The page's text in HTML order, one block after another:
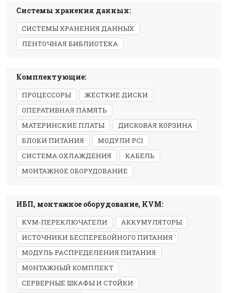
Системы хранения данных:
СИСТЕМЫ ХРАНЕНИЯ ДАННЫХ
ЛЕНТОЧНАЯ БИБЛИОТЕКА
Комплектующие:
ПРОЦЕССОРЫ
ЖЕСТКИЕ ДИСКИ
ОПЕРАТИВНАЯ ПАМЯТЬ
МАТЕРИНСКИЕ ПЛАТЫ
ДИСКОВАЯ КОРЗИНА
БЛОКИ ПИТАНИЯ
МОДУЛИ PCI
СИСТЕМА ОХЛАЖДЕНИЯ
КАБЕЛЬ
МОНТАЖНОЕ ОБОРУДОВАНИЕ
ИБП, монтажное оборудование, KVM:
KVM-ПЕРЕКЛЮЧАТЕЛИ
АККУМУЛЯТОРЫ
ИСТОЧНИКИ БЕСПЕРЕБОЙНОГО ПИТАНИЯ
МОДУЛЬ РАСПРЕДЕЛЕНИЯ ПИТАНИЯ
МОНТАЖНЫЙ КОМПЛЕКТ
СЕРВЕРНЫЕ ШКАФЫ И СТОЙКИ